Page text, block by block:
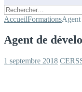
Rechercher :
AccueilFormationsAgent
Agent de
1 septembre 2018